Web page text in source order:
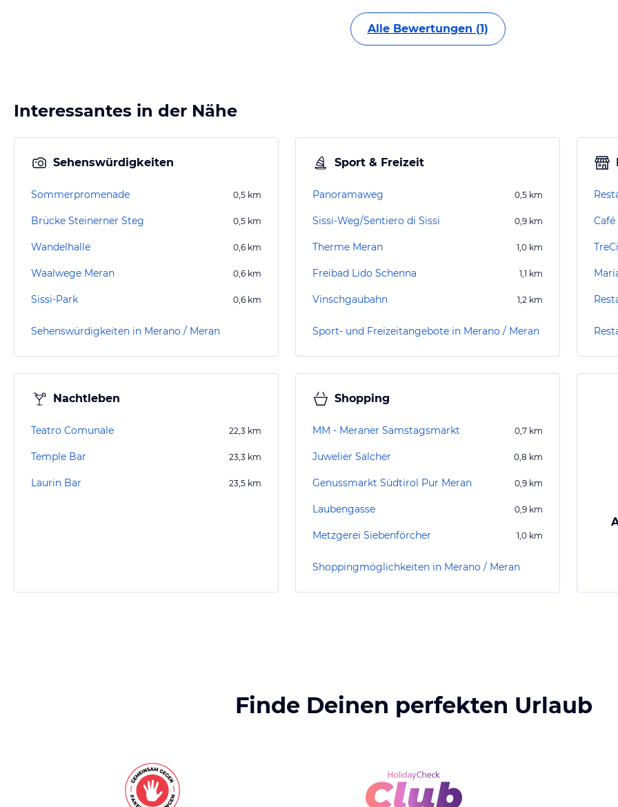
Alle Bewertungen (1)
Interessantes in der Nähe
Sehenswürdigkeiten
Sommerpromenade 0,5 km
Brücke Steinerner Steg 0,5 km
Wandelhalle 0,6 km
Waalwege Meran 0,6 km
Sissi-Park 0,6 km
Sehenswürdigkeiten in Merano / Meran
Sport & Freizeit
Panoramaweg 0,5 km
Sissi-Weg/Sentiero di Sissi 0,9 km
Therme Meran 1,0 km
Freibad Lido Schenna 1,1 km
Vinschgaubahn 1,2 km
Sport- und Freizeitangebote in Merano / Meran
Nachtleben
Teatro Comunale 22,3 km
Temple Bar 23,3 km
Laurin Bar 23,5 km
Shopping
MM - Meraner Samstagsmarkt 0,7 km
Juwelier Salcher 0,8 km
Genussmarkt Südtirol Pur Meran 0,9 km
Laubengasse 0,9 km
Metzgerei Siebenförcher 1,0 km
Shoppingmöglichkeiten in Merano / Meran
Finde Deinen perfekten Urlaub